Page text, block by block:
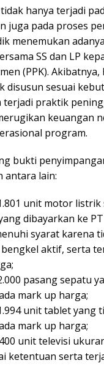
hanya terjadi
juga pada proses
menemukan
SS dan LP
(PPK). Akibatnya,
disusun sesuai
terjadi praktik
keuangan
program.
bukti
antara lain:
unit motor
dibayarkan ke
syarat karena
aktif, serta
pasang sepatu
mark up harga;
unit tablet yang
mark up harga;
unit televisi
ketentuan serta